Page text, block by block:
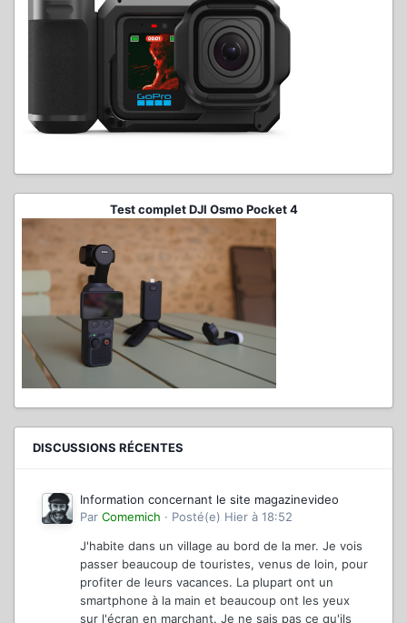
Test complet DJI Osmo Pocket 4
DISCUSSIONS RÉCENTES
Information concernant le site magazinevideo
Par Comemich · Posté(e) Hier à 18:52
J'habite dans un village au bord de la mer. Je vois
passer beaucoup de touristes, venus de loin, pour
profiter de leurs vacances. La plupart ont un
smartphone à la main et beaucoup ont les yeux
sur l'écran en marchant. Je ne sais pas ce qu'ils